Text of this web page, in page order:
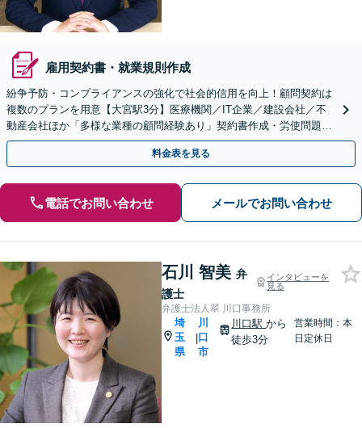
雇用契約書・就業規則作成
紛争予防・コンプライアンスの強化で社会的信用を向上！顧問契約は
複数のプランを用意【大宮駅3分】医療機関／IT企業／建設会社／不
動産会社ほか「多様な業種の顧問経験あり」契約書作成・労使問題・
クレーム対応など幅広く【休日・夜間面談可】
料金表を見る
電話でお問い合わせ メールでお問い合わせ
石川 智美 弁
護士
インタビューを
見る
弁護士法人翠 川口事務所
埼
玉
県
|
川
口
市
川口駅から
徒歩3分
営業時間：本
日定休日